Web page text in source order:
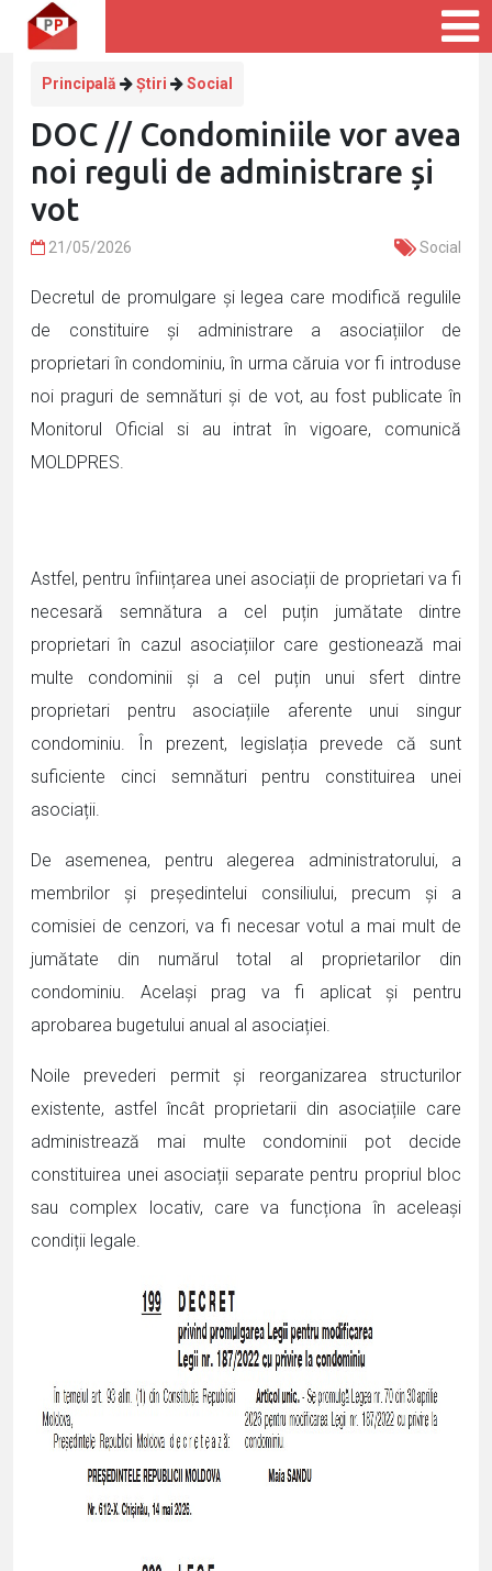
Principală Știri Social
DOC // Condominiile vor avea
noi reguli de administrare și
vot
21/05/2026 Social
Decretul de promulgare și legea care modifică regulile
de constituire și administrare a asociațiilor de
proprietari în condominiu, în urma căruia vor fi introduse
noi praguri de semnături și de vot, au fost publicate în
Monitorul Oficial si au intrat în vigoare, comunică
MOLDPRES.
Astfel, pentru înființarea unei asociații de proprietari va fi
necesară semnătura a cel puțin jumătate dintre
proprietari în cazul asociațiilor care gestionează mai
multe condominii și a cel puțin unui sfert dintre
proprietari pentru asociațiile aferente unui singur
condominiu. În prezent, legislația prevede că sunt
suficiente cinci semnături pentru constituirea unei
asociații.
De asemenea, pentru alegerea administratorului, a
membrilor și președintelui consiliului, precum și a
comisiei de cenzori, va fi necesar votul a mai mult de
jumătate din numărul total al proprietarilor din
condominiu. Același prag va fi aplicat și pentru
aprobarea bugetului anual al asociației.
Noile prevederi permit și reorganizarea structurilor
existente, astfel încât proprietarii din asociațiile care
administrează mai multe condominii pot decide
constituirea unei asociații separate pentru propriul bloc
sau complex locativ, care va funcționa în aceleași
condiții legale.